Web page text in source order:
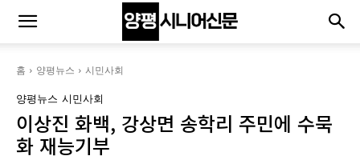
홈 양평뉴스 시민사회
양평뉴스 시민사회
이상진 화백, 강상면 송학리 주민에 수묵
화 재능기부